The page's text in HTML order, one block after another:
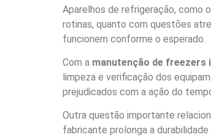
Aparelhos de refrigeração, como
rotinas, quanto com questões
funcionem conforme o esperado.
Com a manutenção de freezers
limpeza e verificação dos
prejudicados com a ação do
Outra questão importante
fabricante prolonga a